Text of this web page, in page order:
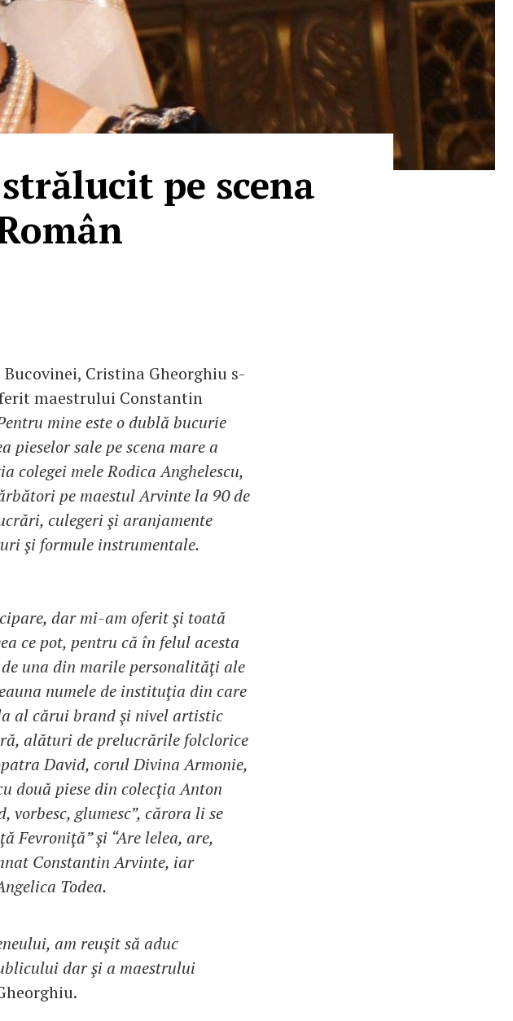
pe scena
Cristina Gheorghiu s-
maestrului Constantin
mine este o dublă bucurie
sale pe scena mare a
mele Rodica Anghelescu,
pe maestul Arvinte la 90 de
culegeri şi aranjamente
şi formule instrumentale.
dar mi-am oferit şi toată
ce pot, pentru că în felul acesta
una din marile personalităţi ale
numele de instituţia din care
al cărui brand şi nivel artistic
alături de prelucrările folclorice
David, corul Divina Armonie,
două piese din colecţia Anton
vorbesc, glumesc”, cărora li se
Fevroniţă” şi “Are lelea, are,
Constantin Arvinte, iar
Todea.
am reuşit să aduc
dar şi a maestrului